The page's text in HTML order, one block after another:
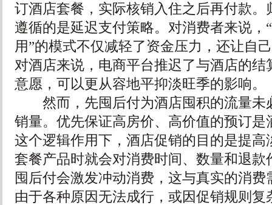
订酒店套餐，实际核销入住之后再付款。
遵循的是延迟支付策略。对消费者来说，
用”的模式不仅减轻了资金压力，还让自
对酒店来说，电商平台推迟了与酒店的结
意愿，可以更从容地平抑淡旺季的影响。
然而，先囤后付为酒店囤积的流量未
销量。优先保证高房价、高价值的预订是
这个逻辑作用下，酒店促销的目的是提高
套餐产品时就会对消费时间、数量和退款
囤后付会激发冲动消费，这与真实的消费
由于各种原因无法成行，或因促销规则复